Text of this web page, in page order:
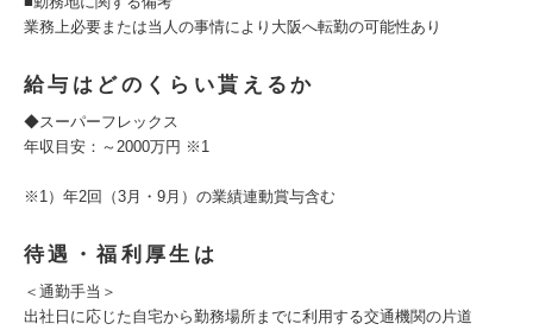
業務上必要または当人の事情により大阪へ転勤の可能性あり
給与はどのくらい貰えるか
◆スーパーフレックス
年収目安：～2000万円 ※1
※1）年2回（3月・9月）の業績連動賞与含む
待遇・福利厚生は
＜通勤手当＞
出社日に応じた自宅から勤務場所までに利用する交通機関の片道